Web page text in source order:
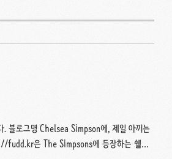
. 블로그명 Chelsea Simpson에, 제일 아끼는
fudd.kr은 The Simpsons에 등장하는 쉘비